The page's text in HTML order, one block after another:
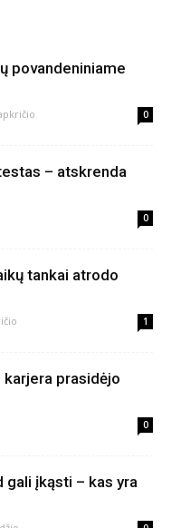
povandeniniame
0
– atskrenda
0
tankai atrodo
1
prasidėjo
0
gali įkąsti – kas yra